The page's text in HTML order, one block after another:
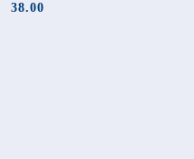
Cena:
38.00